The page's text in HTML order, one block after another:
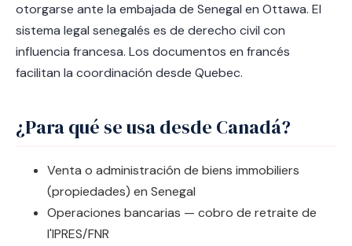
otorgarse ante la embajada de Senegal en Ottawa. El
sistema legal senegalés es de derecho civil con
influencia francesa. Los documentos en francés
facilitan la coordinación desde Quebec.
¿Para qué se usa desde Canadá?
Venta o administración de biens immobiliers
(propiedades) en Senegal
Operaciones bancarias — cobro de retraite de
l'IPRES/FNR